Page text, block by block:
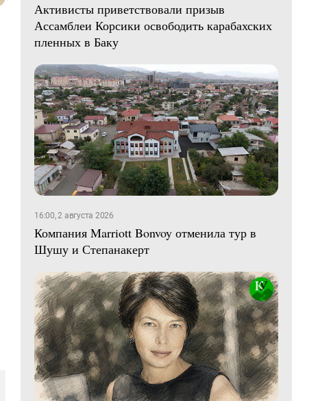
Активисты приветствовали призыв
Ассамблеи Корсики освободить карабахских
пленных в Баку
16:00, 2 августа 2026
Компания Marriott Bonvoy отменила тур в
Шушу и Степанакерт